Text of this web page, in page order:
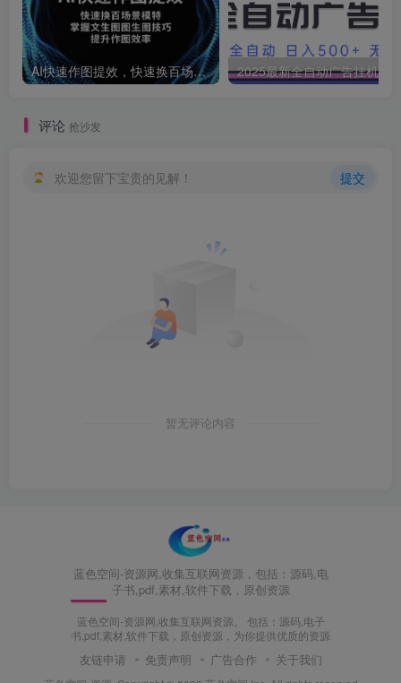
AI快速作图提效，快速换百场景模特，掌握文生图图生图技巧，提升作图效率
评论 抢沙发
欢迎您留下宝贵的见解！ 提交
暂无评论内容
蓝色空间-资源网,收集互联网资源，包括：源码,电
子书,pdf,素材,软件下载，原创资源
蓝色空间-资源网,收集互联网资源。 包括：源码,电子
书,pdf,素材,软件下载，原创资源，为你提供优质的资源
友链申请 免责声明 广告合作 关于我们